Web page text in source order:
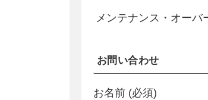
メンテナンス・オーバ
お問い合わせ
お名前 (必須)